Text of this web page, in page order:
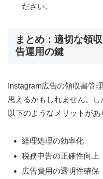
ださい。
まとめ：適切な領
告運用の鍵
Instagram広告の領収書管
思えるかもしれません。し
以下のようなメリットがあ
経理処理の効率化
税務申告の正確性向上
広告費用の透明性確保